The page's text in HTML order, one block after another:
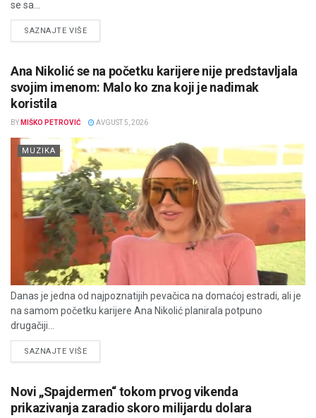
se sa...
SAZNAJTE VIŠEDETAILS
Ana Nikolić se na početku karijere nije predstavljala
svojim imenom: Malo ko zna koji je nadimak
koristila
BY MIŠKO PETROVIĆ AVGUST 5, 2026
MUZIKA
Danas je jedna od najpoznatijih pevačica na domaćoj estradi, ali je
na samom početku karijere Ana Nikolić planirala potpuno
drugačiji...
SAZNAJTE VIŠEDETAILS
Novi „Spajdermen“ tokom prvog vikenda
prikazivanja zaradio skoro milijardu dolara